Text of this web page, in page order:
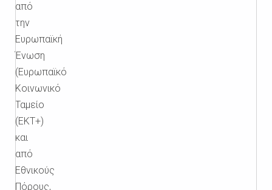
από
την
Ευρωπαϊκή
Ένωση
(Ευρωπαϊκό
Κοινωνικό
Ταμείο
(ΕΚΤ+)
και
από
Εθνικούς
Πόρους,